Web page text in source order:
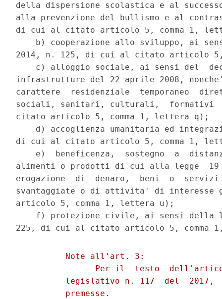
della dispersione scolastica e al
alla prevenzione del bullismo e al
di cui al citato articolo 5, comma 1,
b) cooperazione allo sviluppo, ai
2014, n. 125, di cui al citato articolo
c) alloggio sociale, ai sensi del
infrastrutture del 22 aprile 2008,
carattere  residenziale  temporaneo
sociali, sanitari, culturali,
citato articolo 5, comma 1, lettera q);
d) accoglienza umanitaria ed
di cui al citato articolo 5, comma 1,
e)  beneficenza,  sostegno  a
alimenti o prodotti di cui alla legge
erogazione  di  denaro,  beni  o
svantaggiate o di attivita' di
articolo 5, comma 1, lettera u);
f) protezione civile, ai sensi della
          Note all'art. 3:
− Per il  testo
legislativo n. 117  del  2017,
          premesse.